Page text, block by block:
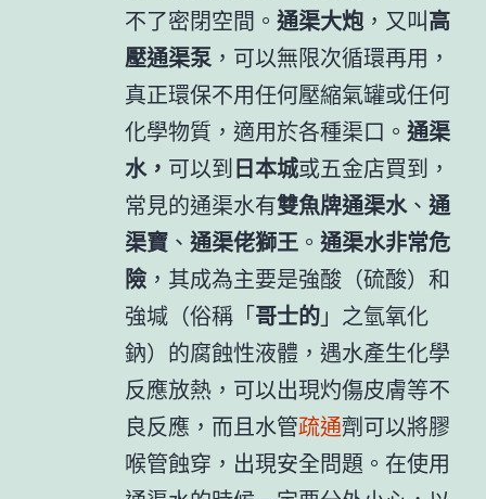
不了密閉空間。 通渠大炮 ，又叫高
壓通渠泵 ，可以無限次循環再用，
真正環保不用任何壓縮氣罐或任何
化學物質，適用於各種渠口。 通渠
水， 可以到日本城或五金店買到，
常見的通渠水有雙魚牌通渠水、 通
渠寶 、 通渠佬獅王 。 通渠水非常危
險 ，其成為主要是強酸（硫酸）和
強堿（俗稱「哥士的」之氫氧化
鈉）的腐蝕性液體，遇水產生化學
反應放熱，可以出現灼傷皮膚等不
良反應，而且水管疏通劑可以將膠
喉管蝕穿，出現安全問題。在使用